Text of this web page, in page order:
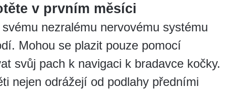
v prvním měsíci
nezralému nervovému systému
Mohou se plazit pouze pomocí
svůj pach k navigaci k bradavce kočky.
nejen odrážejí od podlahy předními